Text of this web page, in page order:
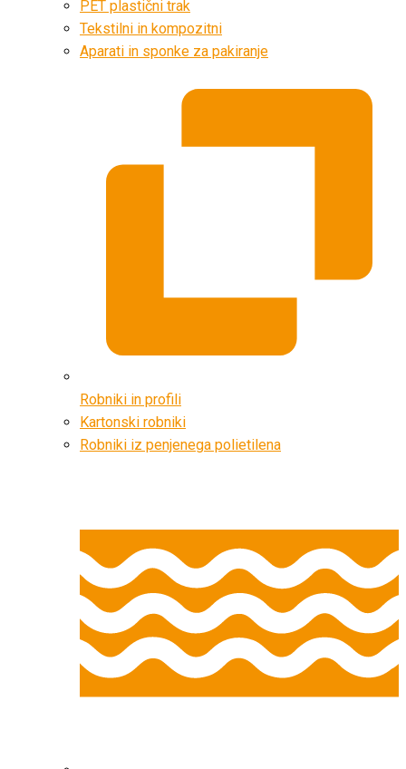
PET plastični trak
Tekstilni in kompozitni
Aparati in sponke za pakiranje
Robniki in profili
Kartonski robniki
Robniki iz penjenega polietilena